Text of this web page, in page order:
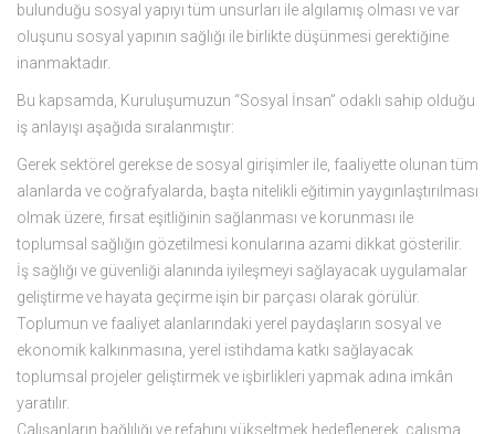
bulunduğu sosyal yapıyı tüm unsurları ile algılamış olması ve var
oluşunu sosyal yapının sağlığı ile birlikte düşünmesi gerektiğine
inanmaktadır.
Bu kapsamda, Kuruluşumuzun “Sosyal İnsan” odaklı sahip olduğu
iş anlayışı aşağıda sıralanmıştır:
Gerek sektörel gerekse de sosyal girişimler ile, faaliyette olunan tüm
alanlarda ve coğrafyalarda, başta nitelikli eğitimin yaygınlaştırılması
olmak üzere, fırsat eşitliğinin sağlanması ve korunması ile
toplumsal sağlığın gözetilmesi konularına azami dikkat gösterilir.
İş sağlığı ve güvenliği alanında iyileşmeyi sağlayacak uygulamalar
geliştirme ve hayata geçirme işin bir parçası olarak görülür.
Toplumun ve faaliyet alanlarındaki yerel paydaşların sosyal ve
ekonomik kalkınmasına, yerel istihdama katkı sağlayacak
toplumsal projeler geliştirmek ve işbirlikleri yapmak adına imkân
yaratılır.
Çalışanların bağlılığı ve refahını yükseltmek hedeflenerek, çalışma